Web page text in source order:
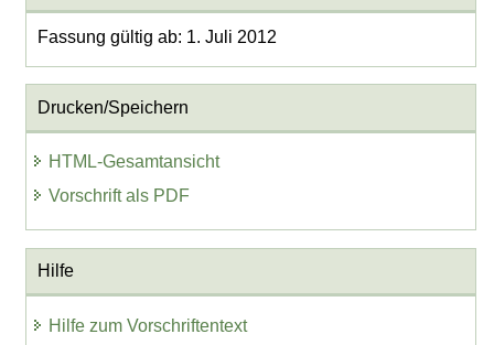
Fassung gültig ab: 1. Juli 2012
Drucken/Speichern
HTML-Gesamtansicht
Vorschrift als PDF
Hilfe
Hilfe zum Vorschriftentext